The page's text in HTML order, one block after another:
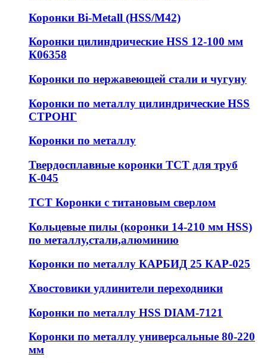
Коронки Bi-Metall (HSS/М42)
Коронки цилиндрические HSS 12-100 мм
К06358
Коронки по нержавеющей стали и чугуну
Коронки по металлу цилиндрические HSS
СТРОНГ
Коронки по металлу
Твердосплавные коронки ТСТ для труб
К-045
ТСТ Коронки с титановым сверлом
Кольцевые пилы (коронки 14-210 мм HSS)
по металлу,стали,алюминию
Коронки по металлу КАРБИД 25 КАР-025
Хвостовики удлинители переходники
Коронки по металлу HSS DIAM-7121
Коронки по металлу универсальные 80-220
мм